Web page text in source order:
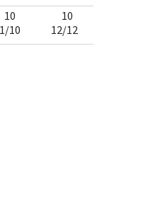
10
10
10
12/12